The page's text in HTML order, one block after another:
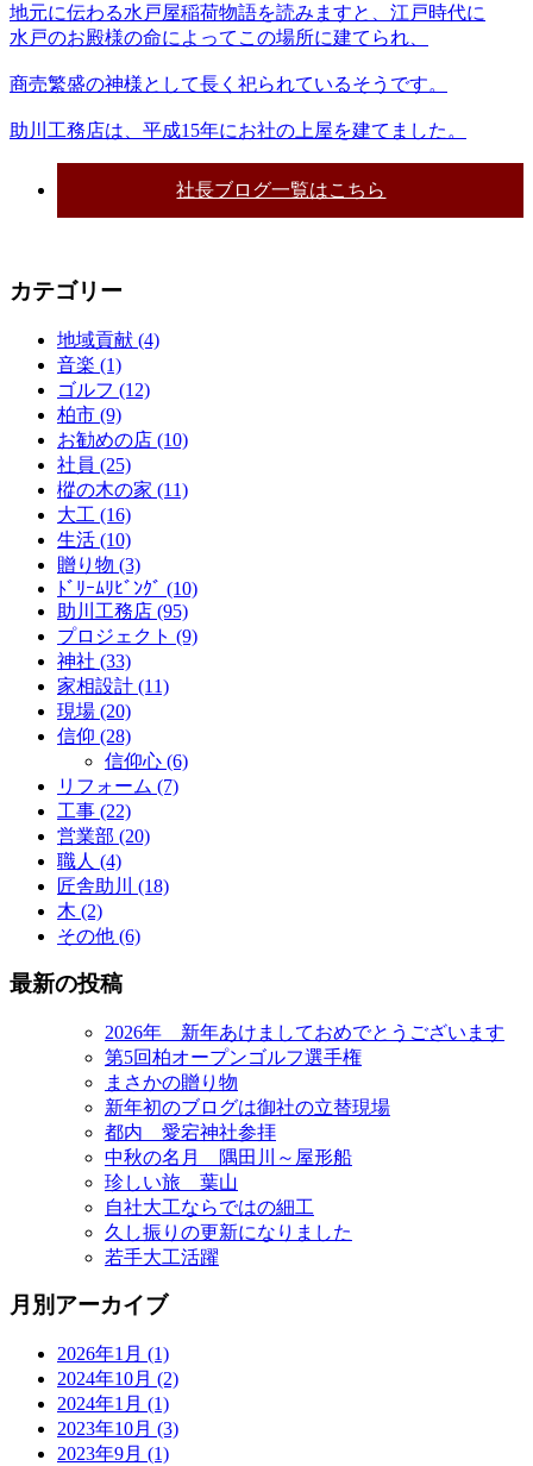
地元に伝わる水戸屋稲荷物語を読みますと、江戸時代に
水戸のお殿様の命によってこの場所に建てられ、
商売繁盛の神様として長く祀られているそうです。
助川工務店は、平成15年にお社の上屋を建てました。
社長ブログ一覧はこちら
カテゴリー
地域貢献 (4)
音楽 (1)
ゴルフ (12)
柏市 (9)
お勧めの店 (10)
社員 (25)
樅の木の家 (11)
大工 (16)
生活 (10)
贈り物 (3)
ﾄﾞﾘｰﾑﾘﾋﾞﾝｸﾞ (10)
助川工務店 (95)
プロジェクト (9)
神社 (33)
家相設計 (11)
現場 (20)
信仰 (28)
信仰心 (6)
リフォーム (7)
工事 (22)
営業部 (20)
職人 (4)
匠舎助川 (18)
木 (2)
その他 (6)
最新の投稿
2026年 新年あけましておめでとうございます
第5回柏オープンゴルフ選手権
まさかの贈り物
新年初のブログは御社の立替現場
都内 愛宕神社参拝
中秋の名月 隅田川～屋形船
珍しい旅 葉山
自社大工ならではの細工
久し振りの更新になりました
若手大工活躍
月別アーカイブ
2026年1月 (1)
2024年10月 (2)
2024年1月 (1)
2023年10月 (3)
2023年9月 (1)